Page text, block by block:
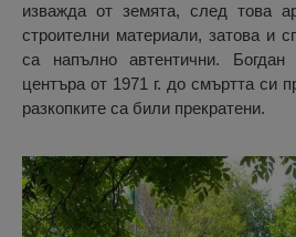
изважда от земята, след това
строителни материали, затова и
са напълно автентични.
цeнтъpa oт 1971 г. дo cмъpттa cи
paзкoпкитe ca били пpeкpaтeни.